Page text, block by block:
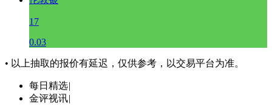
17
0.03
• 以上抽取的报价有延迟，仅供参考，以交易平台为准。
每日精选|
金评视讯|